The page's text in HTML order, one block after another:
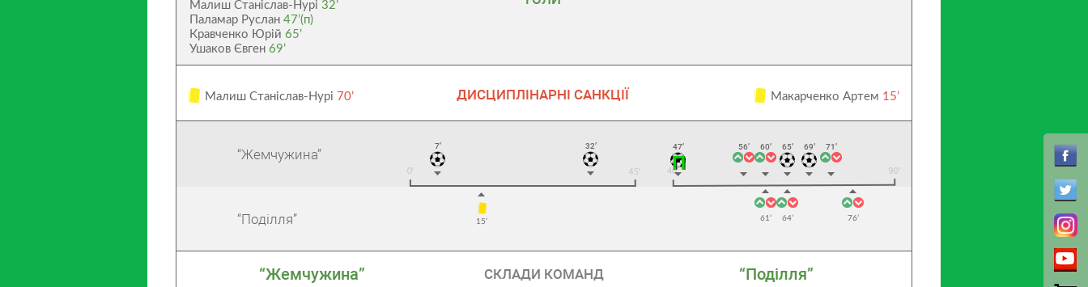
Малиш Станіслав-Нурі32’
Паламар Руслан47’(п)
Кравченко Юрій65’
Ушаков Євген69’
Малиш Станіслав-Нурі 70’ ДИСЦИПЛІНАРНІ САНКЦІЇ Макарченко Артем 15’
“Жемчужина”
“Поділля”
7’ 32’
15’
47’ 56’ 60’ 65’ 69’ 71’
61’ 64’ 76’
“Жемчужина” СКЛАДИ КОМАНД “Поділля”